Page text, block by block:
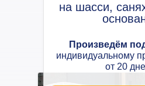
Произведём
индивидуальному
от 20
на шасси,